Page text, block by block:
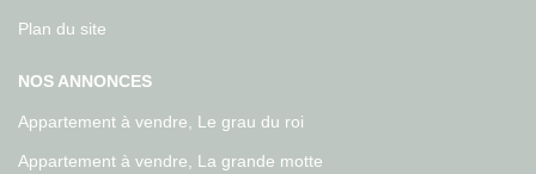
Plan du site
NOS ANNONCES
Appartement à vendre, Le grau du roi
Appartement à vendre, La grande motte